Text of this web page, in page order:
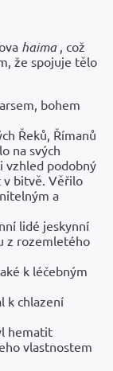
haima, což
že spojuje tělo
bohem
Řeků, Římanů
na svých
vzhled podobný
v bitvě. Věřilo
a
lidé jeskynní
z rozemletého
k léčebným
k chlazení
hematit
vlastnostem